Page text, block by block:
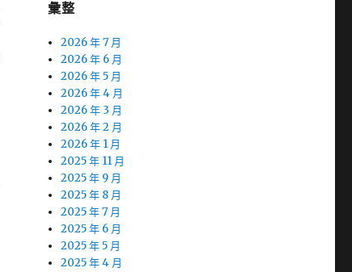
彙整
2026 年 7 月
2026 年 6 月
2026 年 5 月
2026 年 4 月
2026 年 3 月
2026 年 2 月
2026 年 1 月
2025 年 11 月
2025 年 9 月
2025 年 8 月
2025 年 7 月
2025 年 6 月
2025 年 5 月
2025 年 4 月